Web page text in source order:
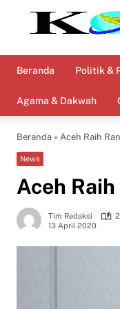
Beranda Politik &
Agama & Dakwah
Beranda » Aceh Raih
News
Aceh
Tim Redaksi
13 April 2020